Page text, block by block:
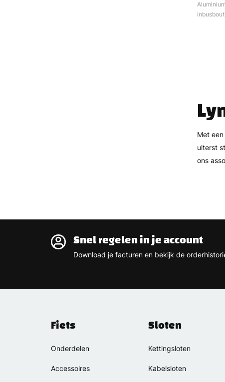
Met
uiterst
ons
Snel regelen in je account
Download je facturen en bekijk de
Fiets
Onderdelen
Accessoires
Sloten
Kettingsloten
Kabelsloten